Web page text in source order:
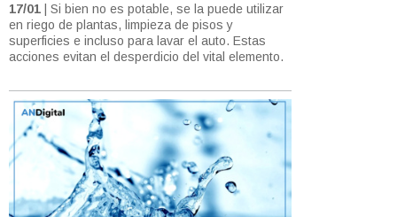
17/01 | Si bien no es potable, se la puede utilizar
en riego de plantas, limpieza de pisos y
superficies e incluso para lavar el auto. Estas
acciones evitan el desperdicio del vital elemento.